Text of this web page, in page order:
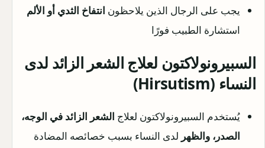
يجب على الرجال الذين يلاحظون انتفاخ الثدي أو الألم
استشارة الطبيب فورًا
السبيرونولاكتون لعلاج الشعر الزائد لدى
النساء (Hirsutism)
يُستخدم السبيرونولاكتون لعلاج الشعر الزائد في الوجه،
الصدر، والظهر لدى النساء بسبب خصائصه المضادة